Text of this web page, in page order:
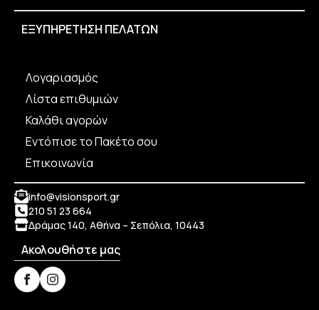
ΕΞΥΠΗΡΕΤΗΣΗ ΠΕΛΑΤΩΝ
Λογαριασμός
Λίστα επιθυμιών
Καλάθι αγορών
Εντόπισε το Πακέτο σου
Επικοινωνία
info@visionsport.gr
210 51 23 664
Δράμας 140, Αθήνα – Σεπόλια, 10443
Ακολουθήστε μας